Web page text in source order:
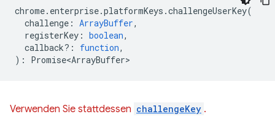
chrome. enterprise.platformKeys .challengeUserKey(
challenge : ArrayBuffer,
registerKey : boolean,
callback? : function,
) : Promise<ArrayBuffer>
Verwenden Sie stattdessen challengeKey .